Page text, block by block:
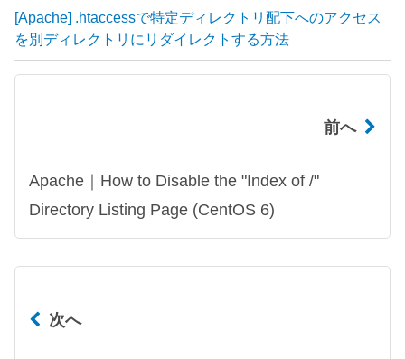
[Apache] .htaccessで特定ディレクトリ配下へのアクセス
を別ディレクトリにリダイレクトする方法
前へ
Apache｜How to Disable the "Index of /"
Directory Listing Page (CentOS 6)
次へ